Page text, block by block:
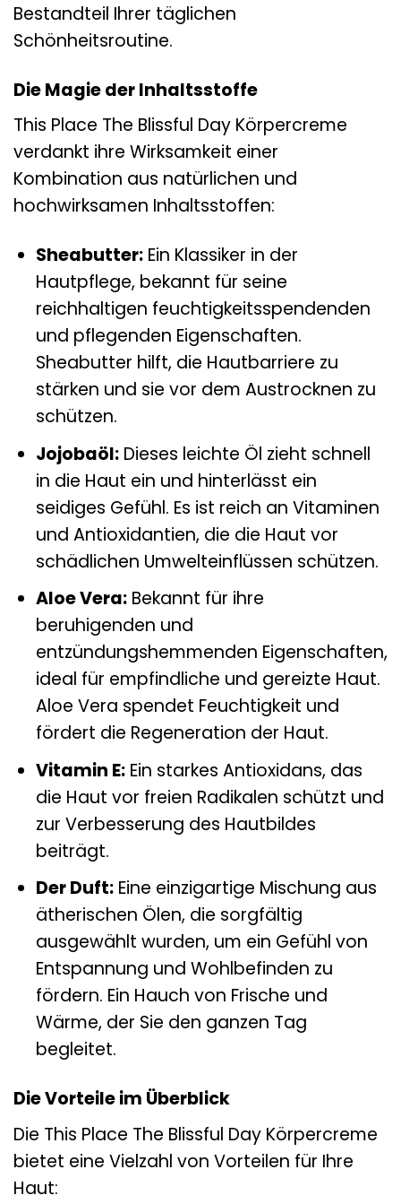
Bestandteil Ihrer täglichen
Schönheitsroutine.
Die Magie der Inhaltsstoffe
This Place The Blissful Day Körpercreme
verdankt ihre Wirksamkeit einer
Kombination aus natürlichen und
hochwirksamen Inhaltsstoffen:
Sheabutter:Ein Klassiker in der
Hautpflege, bekannt für seine
reichhaltigen feuchtigkeitsspendenden
und pflegenden Eigenschaften.
Sheabutter hilft, die Hautbarriere zu
stärken und sie vor dem Austrocknen zu
schützen.
Jojobaöl:Dieses leichte Öl zieht schnell
in die Haut ein und hinterlässt ein
seidiges Gefühl. Es ist reich an Vitaminen
und Antioxidantien, die die Haut vor
schädlichen Umwelteinflüssen schützen.
Aloe Vera:Bekannt für ihre
beruhigenden und
entzündungshemmenden Eigenschaften,
ideal für empfindliche und gereizte Haut.
Aloe Vera spendet Feuchtigkeit und
fördert die Regeneration der Haut.
Vitamin E:Ein starkes Antioxidans, das
die Haut vor freien Radikalen schützt und
zur Verbesserung des Hautbildes
beiträgt.
Der Duft:Eine einzigartige Mischung aus
ätherischen Ölen, die sorgfältig
ausgewählt wurden, um ein Gefühl von
Entspannung und Wohlbefinden zu
fördern. Ein Hauch von Frische und
Wärme, der Sie den ganzen Tag
begleitet.
Die Vorteile im Überblick
Die This Place The Blissful Day Körpercreme
bietet eine Vielzahl von Vorteilen für Ihre
Haut: